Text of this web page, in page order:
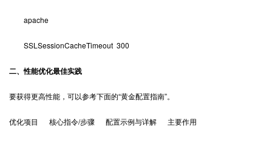
apache
SSLSessionCacheTimeout 300
二、性能优化最佳实践
要获得更高性能，可以参考下面的“黄金配置指南”。
优化项目 核心指令/步骤 配置示例与详解 主要作用